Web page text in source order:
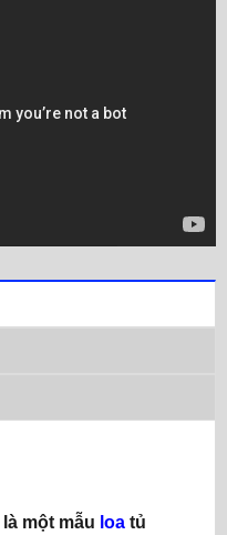
là một mẫu loa tủ